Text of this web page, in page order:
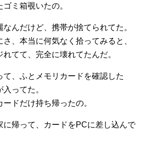
ミ箱覗いたの。
んだけど、携帯が捨てられてた。
、本当に何気なく拾ってみると、
てて、完全に壊れてたんだ。
て、ふとメモリカードを確認した
ってた。
ドだけ持ち帰ったの。
に帰って、カードをPCに差し込んで